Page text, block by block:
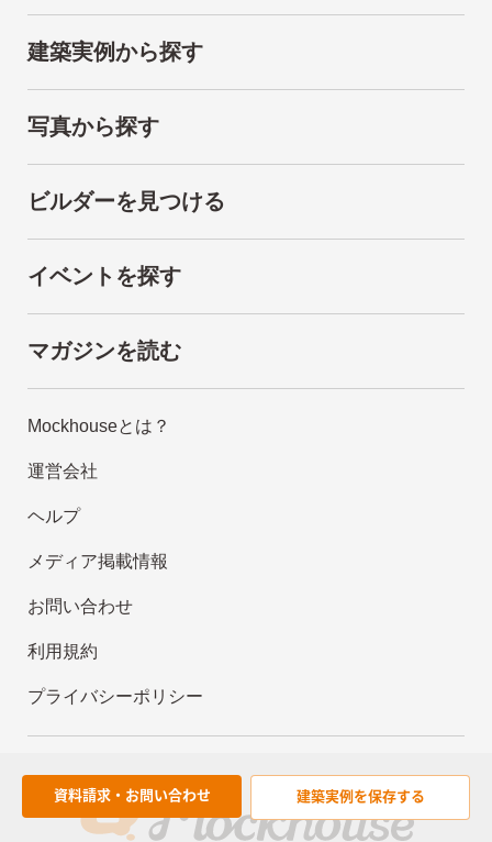
資料請求・お問い合わせ 建築実例を保存する
建築実例から探す
写真から探す
ビルダーを見つける
イベントを探す
マガジンを読む
Mockhouseとは？
運営会社
ヘルプ
メディア掲載情報
お問い合わせ
利用規約
プライバシーポリシー